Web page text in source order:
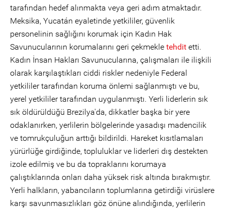
tarafından hedef alınmakta veya geri adım atmaktadır.
Meksika, Yucatán eyaletinde yetkililer, güvenlik
personelinin sağlığını korumak için Kadın Hak
Savunucularının korumalarını geri çekmekle tehdit etti.
Kadın İnsan Hakları Savunucularına, çalışmaları ile ilişkili
olarak karşılaştıkları ciddi riskler nedeniyle Federal
yetkililer tarafından koruma önlemi sağlanmıştı ve bu,
yerel yetkililer tarafından uygulanmıştı. Yerli liderlerin sık
sık öldürüldüğü Brezilya'da, dikkatler başka bir yere
odaklanırken, yerlilerin bölgelerinde yasadışı madencilik
ve tomrukçuluğun arttığı bildirildi. Hareket kısıtlamaları
yürürlüğe girdiğinde, topluluklar ve liderleri dış destekten
izole edilmiş ve bu da topraklarını korumaya
çalıştıklarında onları daha yüksek risk altında bırakmıştır.
Yerli halkların, yabancıların toplumlarına getirdiği virüslere
karşı savunmasızlıkları göz önüne alındığında, yerlilerin